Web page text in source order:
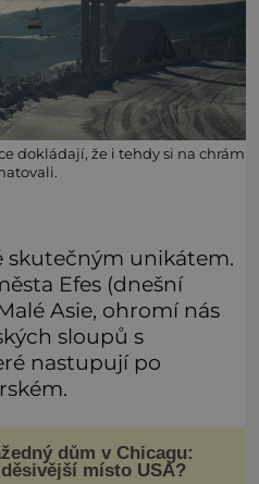
dokládají, že i tehdy si na chrám
skutečným unikátem.
Efes (dnešní
Asie, ohromí nás
sloupů s
nastupují po
dům v Chicagu:
místo USA?